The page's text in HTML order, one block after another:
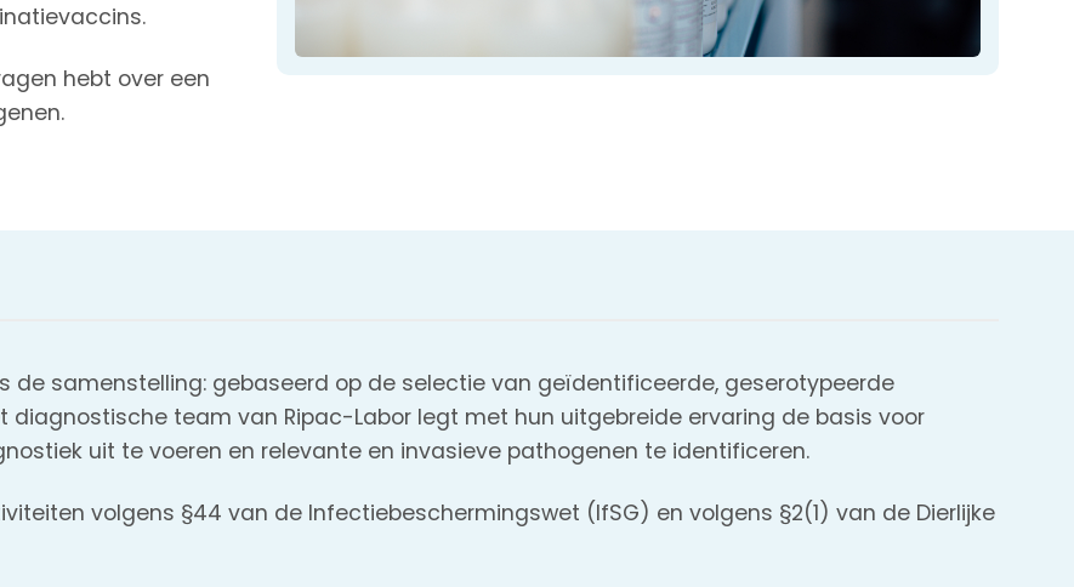
hebt over een
samenstelling: gebaseerd op de selectie van geïdentificeerde, geserotypeerde
diagnostische team van Ripac-Labor legt met hun uitgebreide ervaring de basis voor
uit te voeren en relevante en invasieve pathogenen te identificeren.
volgens §44 van de Infectiebeschermingswet (IfSG) en volgens §2(1) van de Dierlijke